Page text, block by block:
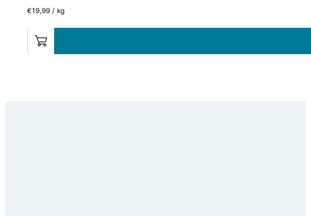
€19,99 /kg